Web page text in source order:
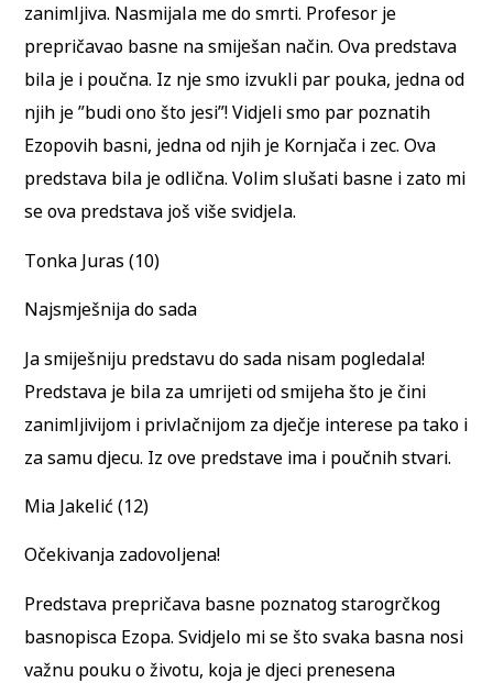
zanimljiva. Nasmijala me do smrti. Profesor je
prepričavao basne na smiješan način. Ova predstava
bila je i poučna. Iz nje smo izvukli par pouka, jedna od
njih je ”budi ono što jesi”! Vidjeli smo par poznatih
Ezopovih basni, jedna od njih je Kornjača i zec. Ova
predstava bila je odlična. Volim slušati basne i zato mi
se ova predstava još više svidjela.
Tonka Juras (10)
Najsmješnija do sada
Ja smiješniju predstavu do sada nisam pogledala!
Predstava je bila za umrijeti od smijeha što je čini
zanimljivijom i privlačnijom za dječje interese pa tako i
za samu djecu. Iz ove predstave ima i poučnih stvari.
Mia Jakelić (12)
Očekivanja zadovoljena!
Predstava prepričava basne poznatog starogrčkog
basnopisca Ezopa. Svidjelo mi se što svaka basna nosi
važnu pouku o životu, koja je djeci prenesena